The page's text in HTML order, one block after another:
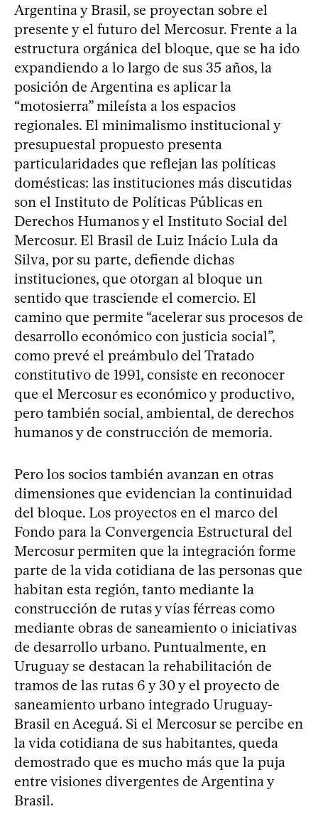
Argentina y Brasil, se proyectan sobre el
presente y el futuro del Mercosur. Frente a la
estructura orgánica del bloque, que se ha ido
expandiendo a lo largo de sus 35 años, la
posición de Argentina es aplicar la
“motosierra” mileísta a los espacios
regionales. El minimalismo institucional y
presupuestal propuesto presenta
particularidades que reflejan las políticas
domésticas: las instituciones más discutidas
son el Instituto de Políticas Públicas en
Derechos Humanos y el Instituto Social del
Mercosur. El Brasil de Luiz Inácio Lula da
Silva, por su parte, defiende dichas
instituciones, que otorgan al bloque un
sentido que trasciende el comercio. El
camino que permite “acelerar sus procesos de
desarrollo económico con justicia social”,
como prevé el preámbulo del Tratado
constitutivo de 1991, consiste en reconocer
que el Mercosur es económico y productivo,
pero también social, ambiental, de derechos
humanos y de construcción de memoria.
Pero los socios también avanzan en otras
dimensiones que evidencian la continuidad
del bloque. Los proyectos en el marco del
Fondo para la Convergencia Estructural del
Mercosur permiten que la integración forme
parte de la vida cotidiana de las personas que
habitan esta región, tanto mediante la
construcción de rutas y vías férreas como
mediante obras de saneamiento o iniciativas
de desarrollo urbano. Puntualmente, en
Uruguay se destacan la rehabilitación de
tramos de las rutas 6 y 30 y el proyecto de
saneamiento urbano integrado Uruguay-
Brasil en Aceguá. Si el Mercosur se percibe en
la vida cotidiana de sus habitantes, queda
demostrado que es mucho más que la puja
entre visiones divergentes de Argentina y
Brasil.